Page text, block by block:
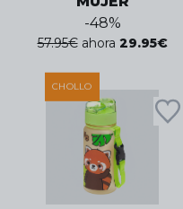
-48%
57.95€ ahora 29.95€
CHOLLO